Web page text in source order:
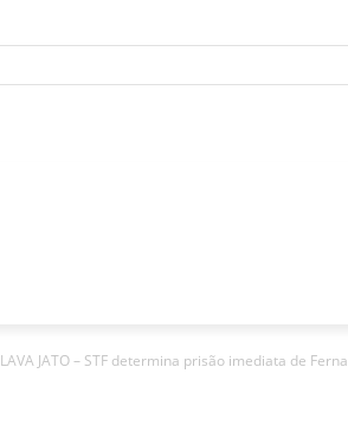
LAVA JATO – STF determina prisão imediata de